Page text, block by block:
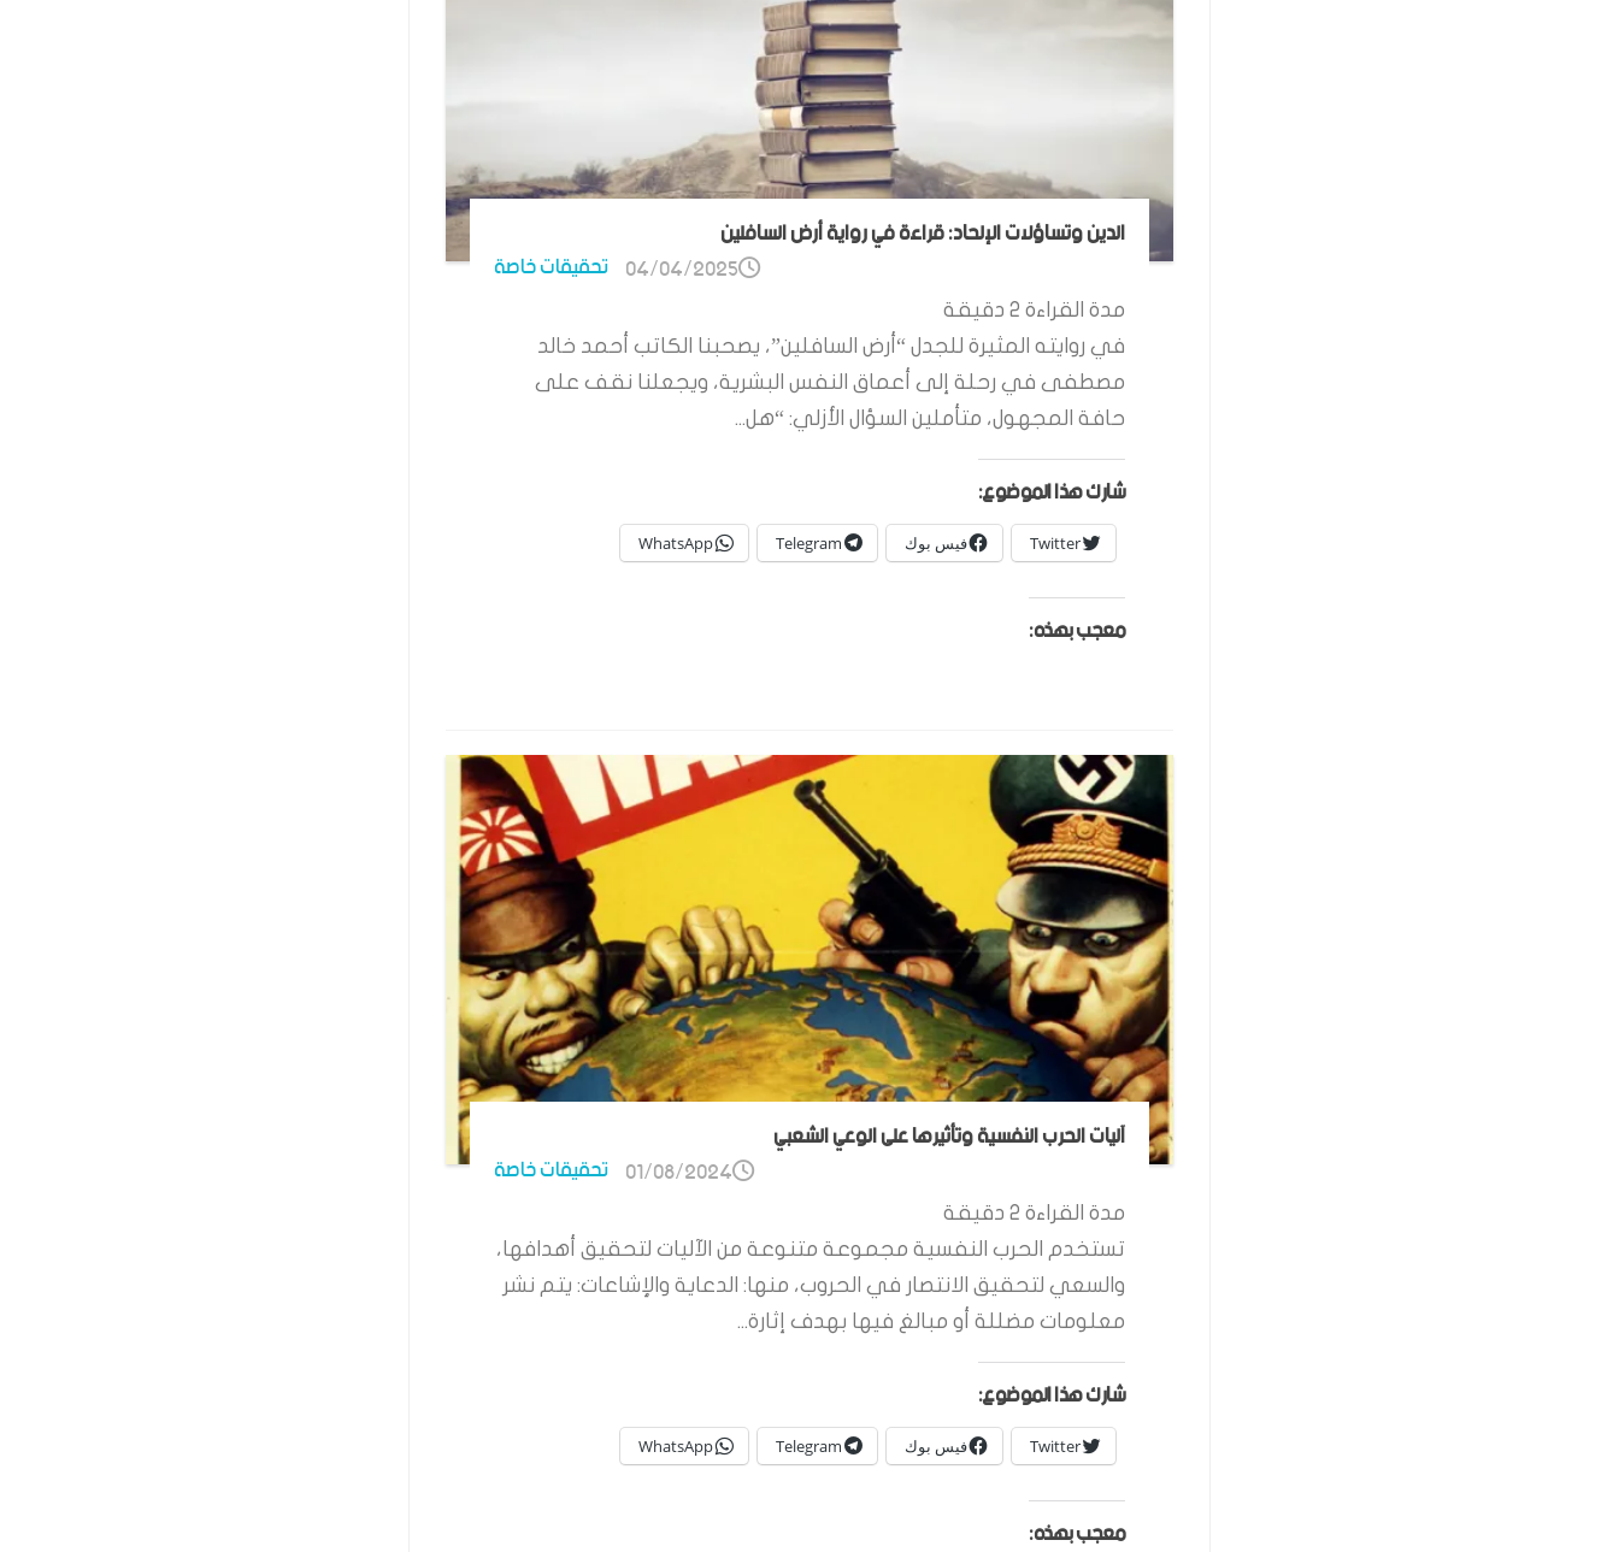
الدين وتساؤلات الإلحاد: قراءة في رواية أرض السافلين
تحقيقات خاصة 04/04/2025
مدة القراءة 2 دقيقة
في روايته المثيرة للجدل “أرض السافلين”، يصحبنا الكاتب أحمد خالد
مصطفى في رحلة إلى أعماق النفس البشرية، ويجعلنا نقف على
حافة المجهول، متأملين السؤال الأزلي: “هل...
شارك هذا الموضوع:
Twitter فيس بوك Telegram
WhatsApp
معجب بهذه:
آليات الحرب النفسية وتأثيرها على الوعي الشعبي
تحقيقات خاصة 01/08/2024
مدة القراءة 2 دقيقة
تستخدم الحرب النفسية مجموعة متنوعة من الآليات لتحقيق أهدافها،
والسعي لتحقيق الانتصار في الحروب، منها: الدعاية والإشاعات: يتم نشر
معلومات مضللة أو مبالغ فيها بهدف إثارة...
شارك هذا الموضوع:
Twitter فيس بوك Telegram
WhatsApp
معجب بهذه: